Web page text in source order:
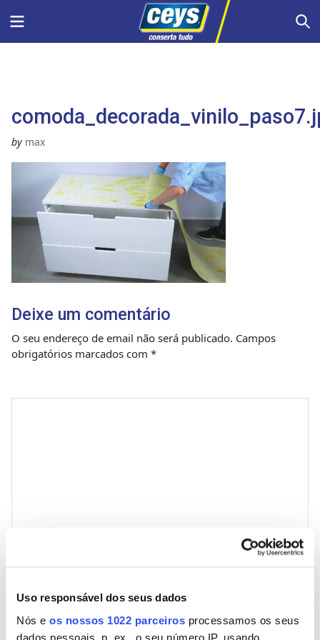
Uso responsável dos seus dados
Nós e os nossos 1022 parceiros processamos os seus
dados pessoais, p. ex., o seu número IP, usando
Menu
by max
Deixe um comentário
O seu endereço de email não será publicado. Campos
obrigatórios marcados com *
Email